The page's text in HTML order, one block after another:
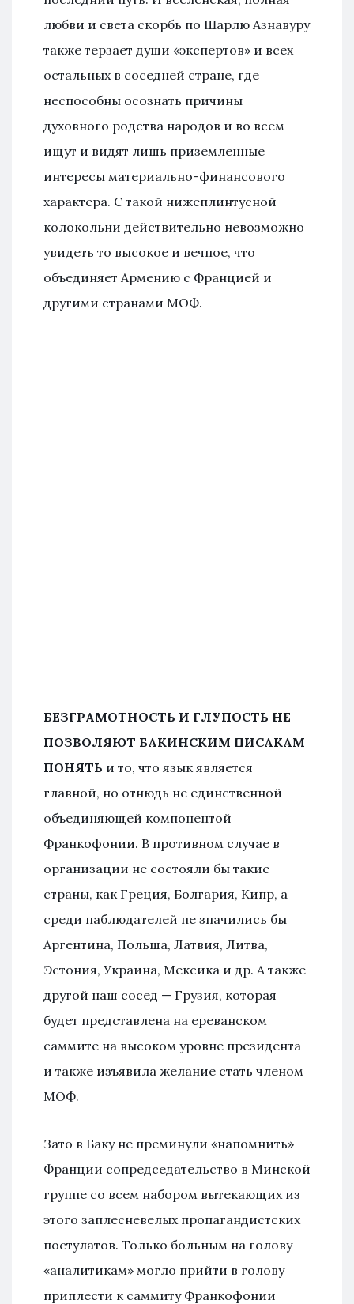
любви и света скорбь по Шарлю Азнавуру
также терзает души «экспертов» и всех
остальных в соседней стране, где
неспособны осознать причины
духовного родства народов и во всем
ищут и видят лишь приземленные
интересы материально-финансового
характера. С такой нижеплинтусной
колокольни действительно невозможно
увидеть то высокое и вечное, что
объединяет Армению с Францией и
другими странами МОФ.
БЕЗГРАМОТНОСТЬ И ГЛУПОСТЬ НЕ
ПОЗВОЛЯЮТ БАКИНСКИМ ПИСАКАМ
ПОНЯТЬ и то, что язык является
главной, но отнюдь не единственной
объединяющей компонентой
Франкофонии. В противном случае в
организации не состояли бы такие
страны, как Греция, Болгария, Кипр, а
среди наблюдателей не значились бы
Аргентина, Польша, Латвия, Литва,
Эстония, Украина, Мексика и др. А также
другой наш сосед — Грузия, которая
будет представлена на ереванском
саммите на высоком уровне президента
и также изъявила желание стать членом
МОФ.
Зато в Баку не преминули «напомнить»
Франции сопредседательство в Минской
группе со всем набором вытекающих из
этого заплесневелых пропагандистских
постулатов. Только больным на голову
«аналитикам» могло прийти в голову
приплести к саммиту Франкофонии